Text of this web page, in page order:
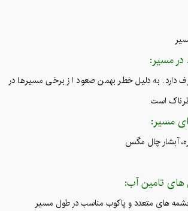
مسیر:
دارد. به دلیل خطر بهمن صعود از برخی مسیرها در
است.
مسیر:
آبشار چال مگس
های تامین آب:
چشمه های متعدد و پاکوب مناسب در طول مسیر